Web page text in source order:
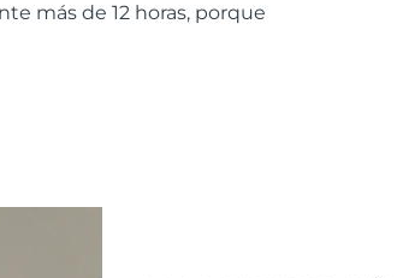
más de 12 horas, porque